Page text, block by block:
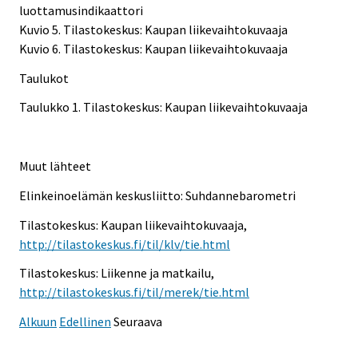
luottamusindikaattori
Kuvio 5. Tilastokeskus: Kaupan liikevaihtokuvaaja
Kuvio 6. Tilastokeskus: Kaupan liikevaihtokuvaaja
Taulukot
Taulukko 1. Tilastokeskus: Kaupan liikevaihtokuvaaja
Muut lähteet
Elinkeinoelämän keskusliitto: Suhdannebarometri
Tilastokeskus: Kaupan liikevaihtokuvaaja,
http://tilastokeskus.fi/til/klv/tie.html
Tilastokeskus: Liikenne ja matkailu,
http://tilastokeskus.fi/til/merek/tie.html
Alkuun Edellinen Seuraava